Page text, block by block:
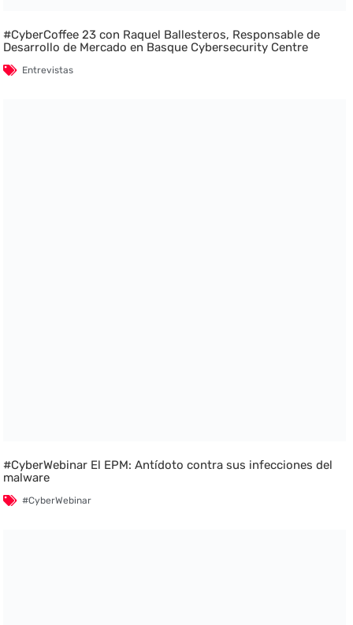
#CyberCoffee 23 con Raquel Ballesteros, Responsable de
Desarrollo de Mercado en Basque Cybersecurity Centre
Entrevistas
#CyberWebinar El EPM: Antídoto contra sus infecciones del
malware
#CyberWebinar